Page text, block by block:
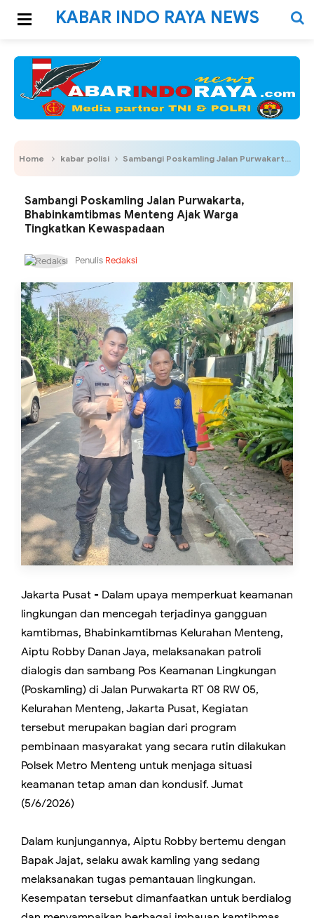
KABAR INDO RAYA NEWS
Home kabar polisi Sambangi Poskamling Jalan Purwakarta, Bhabinkamtibmas Menteng Ajak Warga Tingkatkan Kewaspadaan
Sambangi Poskamling Jalan Purwakarta,
Bhabinkamtibmas Menteng Ajak Warga
Tingkatkan Kewaspadaan
Penulis Redaksi
Jakarta Pusat - Dalam upaya memperkuat keamanan
lingkungan dan mencegah terjadinya gangguan
kamtibmas, Bhabinkamtibmas Kelurahan Menteng,
Aiptu Robby Danan Jaya, melaksanakan patroli
dialogis dan sambang Pos Keamanan Lingkungan
(Poskamling) di Jalan Purwakarta RT 08 RW 05,
Kelurahan Menteng, Jakarta Pusat, Kegiatan
tersebut merupakan bagian dari program
pembinaan masyarakat yang secara rutin dilakukan
Polsek Metro Menteng untuk menjaga situasi
keamanan tetap aman dan kondusif. Jumat
(5/6/2026)
Dalam kunjungannya, Aiptu Robby bertemu dengan
Bapak Jajat, selaku awak kamling yang sedang
melaksanakan tugas pemantauan lingkungan.
Kesempatan tersebut dimanfaatkan untuk berdialog